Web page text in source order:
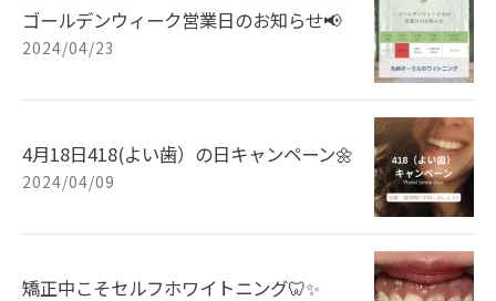
ゴールデンウィーク営業日のお知らせ📢
2024/04/23
4月18日418(よい歯）の日キャンペーン🌼
2024/04/09
矯正中こそセルフホワイトニング🦷✨